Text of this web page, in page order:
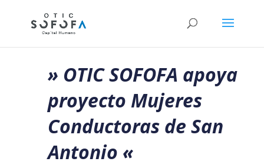
» OTIC SOFOFA apoya
proyecto Mujeres
Conductoras de San
Antonio «